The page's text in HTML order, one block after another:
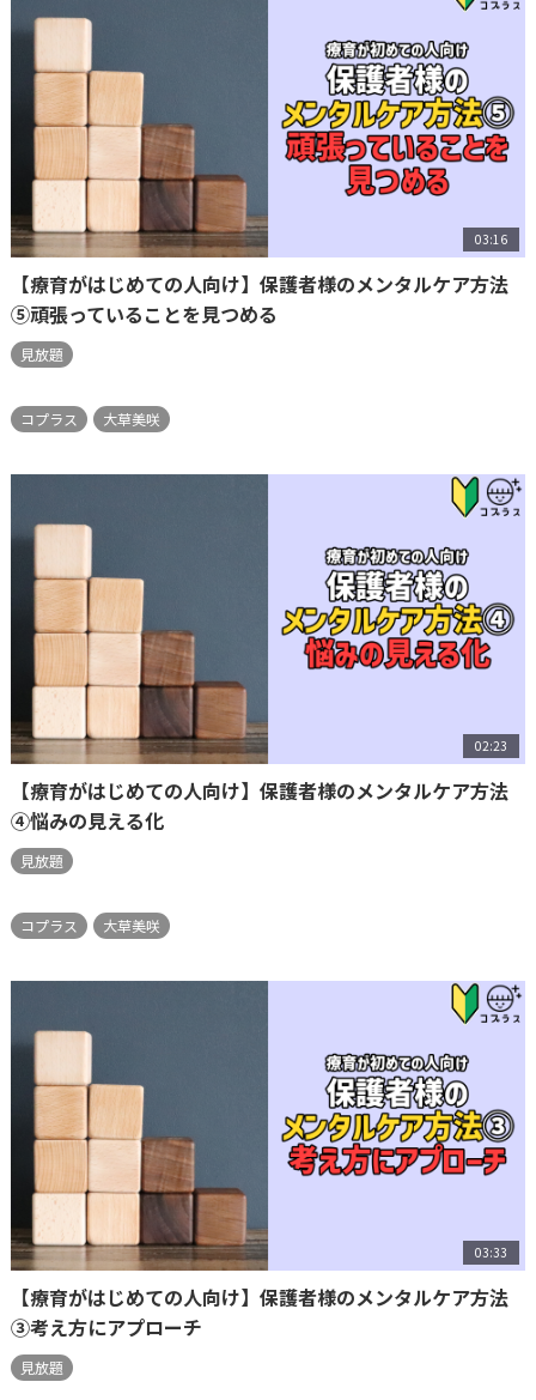
03:16
【療育がはじめての人向け】保護者様のメンタルケア方法
⑤頑張っていることを見つめる
見放題
コプラス 大草美咲
02:23
【療育がはじめての人向け】保護者様のメンタルケア方法
④悩みの見える化
見放題
コプラス 大草美咲
03:33
【療育がはじめての人向け】保護者様のメンタルケア方法
③考え方にアプローチ
見放題